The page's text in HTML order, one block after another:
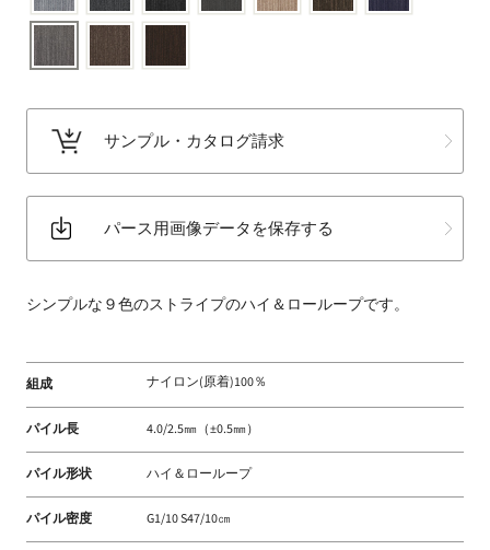
ク
メ
ー
サンプル・カタログ請求
パース用画像データを保存する
シンプルな９色のストライプのハイ＆ローループです。
組成 ナイロン(原着)100％
パイル長 4.0/2.5㎜（±0.5㎜）
パイル形状 ハイ＆ローループ
パイル密度 G1/10 S47/10㎝